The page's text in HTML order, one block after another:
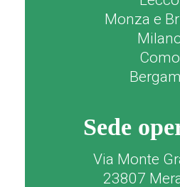
Monza e
Como
Sede
Via Monte
23807